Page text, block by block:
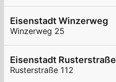
Eisenstadt Winzerweg
Winzerweg 25
Eisenstadt
Rusterstraße 112